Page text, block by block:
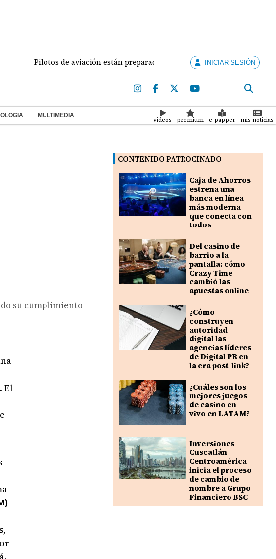
Pilotos de aviación están preparados para ejercer la docencia
INICIAR SESIÓN
MULTIMEDIA
videos premium e-papper mis noticias
su cumplimiento
El
CONTENIDO PATROCINADO
Caja de Ahorros
estrena una
banca en línea
más moderna
que conecta con
todos
Del casino de
barrio a la
pantalla: cómo
Crazy Time
cambió las
apuestas online
¿Cómo
construyen
autoridad
digital las
agencias líderes
de Digital PR en
la era post-link?
¿Cuáles son los
mejores juegos
de casino en
vivo en LATAM?
Inversiones
Cuscatlán
Centroamérica
inicia el proceso
de cambio de
nombre a Grupo
Financiero BSC